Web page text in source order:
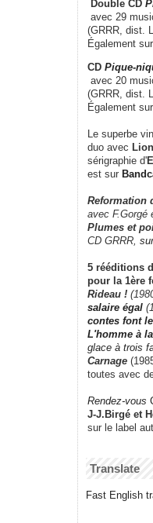
Double CD
avec 29
(GRRR, dist.
Également sur
CD Pique-
avec 20
(GRRR, dist.
Également sur
Le superbe
duo avec
sérigraphie d'
est sur
Reformation
avec F.Gorgé
Plumes et
CD GRRR,
5 rééditions
pour la 1ère
Rideau !
salaire égal
contes font
L'homme à
glace à trois
Carnage
toutes avec
Rendez-vous
J-J.Birgé et
sur le label
Translate
Fast English